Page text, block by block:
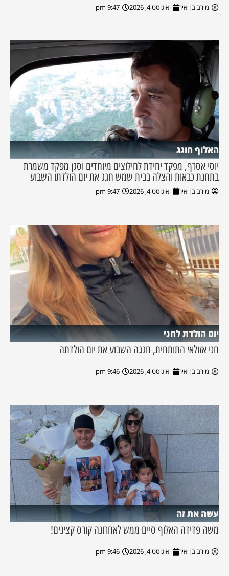
מירב בן יאיר אוגוסט 4, 2026 9:47 pm
האלוף חוגג
יוסי אסרף, מפקד יחידת לחילוצים מיוחדים וסגן מפקד משמרת
בתחנת כבאות והצלה בבית שמש חגג את יום הולדתו השבוע
מירב בן יאיר אוגוסט 4, 2026 9:47 pm
יום הולדת לחני
חני אזולאי התותחית, חגגה השבוע את יום הולדתה
מירב בן יאיר אוגוסט 4, 2026 9:46 pm
עשה את זה
משה פדידה האלוף סיים ממש לאחרונה קורס קצינים!
מירב בן יאיר אוגוסט 4, 2026 9:46 pm